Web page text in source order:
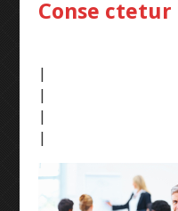
RICAMBI
Conse ctetur